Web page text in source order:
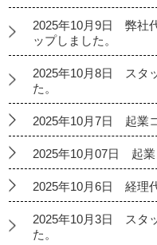
2025年10月9日 弊社
ップしました。
2025年10月8日 スタ
た。
2025年10月7日 起業
2025年10月07日 起業
2025年10月6日 経理
2025年10月3日 スタ
た。